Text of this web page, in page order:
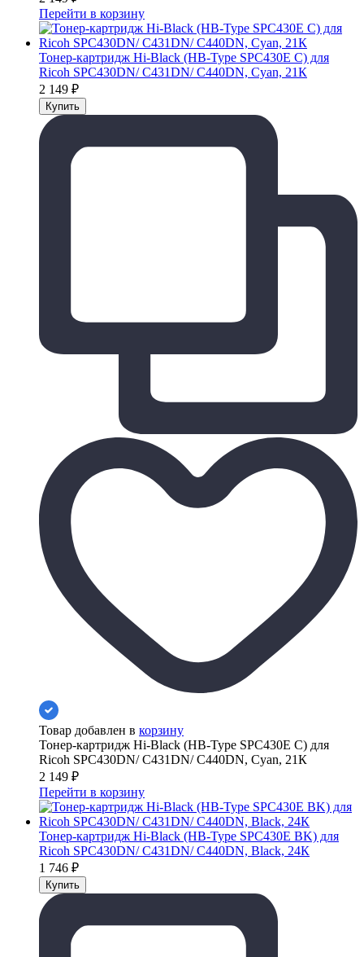
Перейти в корзину
Тонер-картридж Hi-Black (HB-Type SPC430E C) для
Ricoh SPC430DN/ C431DN/ C440DN, Cyan, 21К
2 149 ₽
Товар добавлен в корзину
Тонер-картридж Hi-Black (HB-Type SPC430E C) для
Ricoh SPC430DN/ C431DN/ C440DN, Cyan, 21К
2 149 ₽
Перейти в корзину
Тонер-картридж Hi-Black (HB-Type SPC430E BK) для
Ricoh SPC430DN/ C431DN/ C440DN, Black, 24К
1 746 ₽